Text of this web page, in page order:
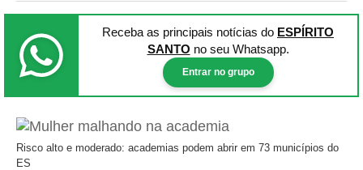
Receba as principais notícias do ESPÍRITO
SANTO no seu Whatsapp.
Entrar no grupo
Risco alto e moderado: academias podem abrir em 73 municípios do
ES